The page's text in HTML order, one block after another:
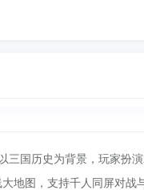
三国历史为背景，玩家扮
地图，支持千人同屏对战